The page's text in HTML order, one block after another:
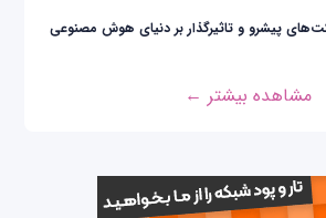
پیشرو و تاثیرگذار بر دنیای هوش مصنوعی
مشاهده بیشتر ←